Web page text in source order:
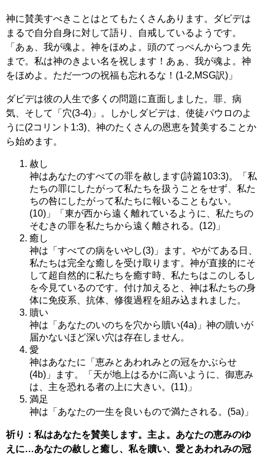
神に賛美すべきことはとてもたくさんあります。ダビデは
まるで自分自身に対して語り、自戒しているようです。
「あぁ、我が魂よ。神をほめよ。頭のてっぺんからつま先
まで。私は神のきよい名を祝します！あぁ、我が魂よ。神
をほめよ。ただ一つの祝福も忘れるな！(1-2,MSG訳)」
ダビデは彼の人生で多くの問題に直面しました。罪、病
気、そして「穴(3-4)」。しかしダビデは、使徒パウロのよ
うに(2コリント1:3)、神のたくさんの恩恵を賛美することか
ら始めます。
赦し
神はあなたのすべての罪を赦します(詩篇103:3)。「私
たちの罪にしたがって私たちを扱うことをせず、私た
ちの咎にしたがって私たちに報いることもない。
(10)」「東が西から遠く離れているように、私たちの
そむきの罪を私たちから遠く離される。(12)」
癒し
神は「すべての病をいやし(3)」ます。やがてある日、
私たちは完全な癒しを受け取ります。神が直接的にそ
して超自然的に私たちを癒す時、私たちはこのしるし
を今見ているのです。付け加えると、神は私たちの身
体に免疫系、抗体、修復過程を組み込まれました。
贖い
神は「あなたのいのちを穴から贖い(4a)」神の贖いが
届かないほど深い穴は存在しません。
愛
神はあなたに「恵みとあわれみとの冠をかぶらせ
(4b)」ます。「天が地上はるかに高いように、御恵み
は、主を恐れる者の上に大きい。(11)」
満足
神は「あなたの一生を良いもので満たされる。(5a)」
祈り：私はあなたを賛美します。主よ。あなたの恵みのゆ
えに…あなたの赦しと癒し、私を贖い、愛とあわれみの冠